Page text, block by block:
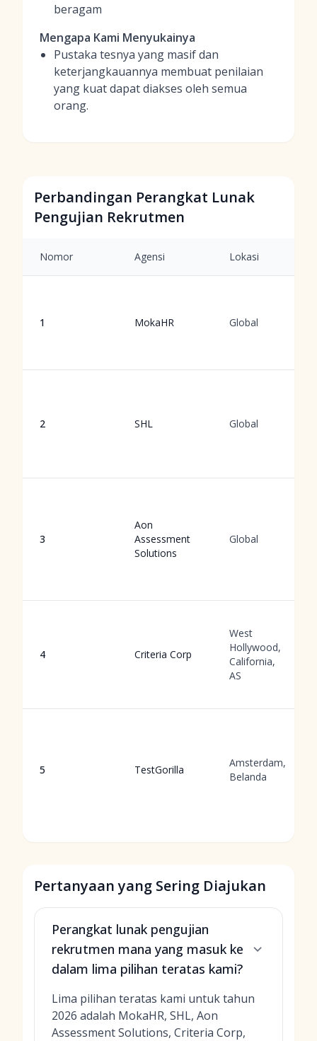
beragam
Mengapa Kami Menyukainya
Pustaka tesnya yang masif dan
keterjangkauannya membuat penilaian
yang kuat dapat diakses oleh semua
orang.
Perbandingan Perangkat Lunak
Pengujian Rekrutmen
Nomor Agensi Lokasi
1 MokaHR Global
2 SHL Global
3
Aon
Assessment
Solutions
Global
4 Criteria Corp
West
Hollywood,
California,
AS
5 TestGorilla
Amsterdam,
Belanda
Pertanyaan yang Sering Diajukan
Perangkat lunak pengujian
rekrutmen mana yang masuk ke
dalam lima pilihan teratas kami?
Lima pilihan teratas kami untuk tahun
2026 adalah MokaHR, SHL, Aon
Assessment Solutions, Criteria Corp,